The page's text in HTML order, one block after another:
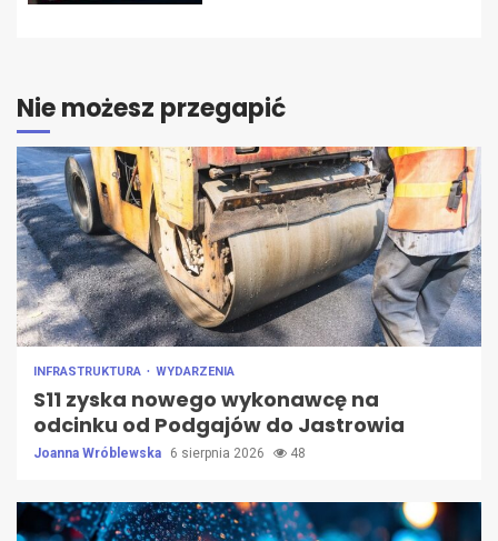
Nie możesz przegapić
INFRASTRUKTURA WYDARZENIA
S11 zyska nowego wykonawcę na
odcinku od Podgajów do Jastrowia
Joanna Wróblewska 6 sierpnia 2026 48